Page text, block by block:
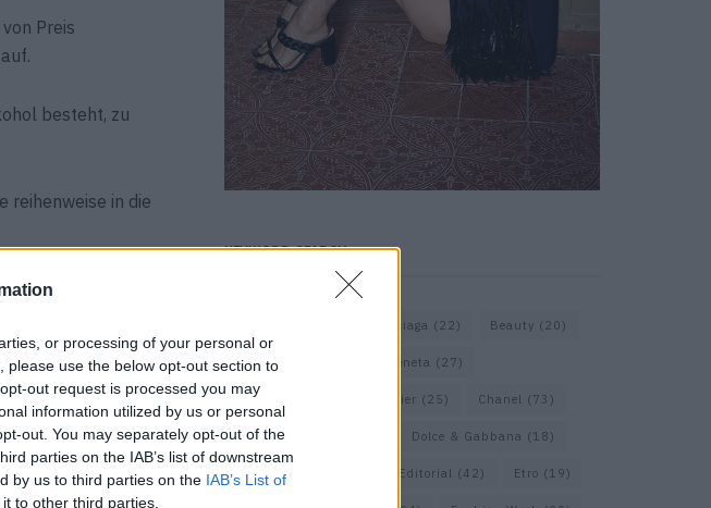
or processing of your personal or
use the below opt-out section to
out request is processed you may
information utilized by us or personal
out. You may separately opt-out of the
parties on the IAB’s list of downstream
by us to third parties on the IAB’s List of
to other third parties.
Preis
besteht, zu
reihenweise in die
Ihre Zunge
gerät der
über
ausgiebiger
KEYWORD SEARCH
Balenciaga (22) Beauty (20)
Berlin(30) Bottega Veneta (27)
Calvin Klein Cartier (25) Chanel (73)
COS (21) Dolce & Gabbana (18)
Dries van Noten Editorial (42) Etro (19)